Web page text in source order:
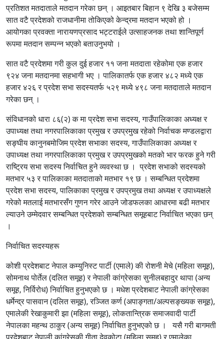
प्रतिशत मतदाताले मतदान गरेका छन् । आइतबार बिहान ९ देखि ३ बजेसम्म
सात वटै प्रदेशको राजधानीमा तोकिएको केन्द्रमा मतदान भएको हो ।
आयोगका प्रवक्ता नारायणप्रसाद भट्टराईले उत्साहजनक तथा शान्तिपूर्ण
रूपमा मतदान सम्पन्न भएको बताउनुभयो ।
सात वटै प्रदेशमा गरी कुल दुई हजार ११ जना मतदाता रहेकोमा एक हजार
९२४ जना मतदानमा सहभागी भए । पालिकातर्फ एक हजार ४८२ मध्ये एक
हजार ४२६ र प्रदेश सभा सदस्यतर्फ ५२९ मध्ये ४९८ जना मतदाताले मतदान
गरेका छन् ।
संविधानको धारा ८६(२) क मा प्रदेश सभा सदस्य, गाउँपालिकाका अध्यक्ष र
उपाध्यक्ष तथा नगरपालिकाका प्रमुख र उपप्रमुख रहेको निर्वाचक मण्डलद्वारा
सङ्घीय कानुनबमोजिम प्रदेश सभाका सदस्य, गाउँपालिकाका अध्यक्ष र
उपाध्यक्ष तथा नगरपालिकाका प्रमुख र उपप्रमुखको मतको भार फरक हुने गरी
राष्ट्रिय सभा सदस्य निर्वाचित हुने व्यवस्था छ । प्रदेश सभाको सदस्यको
मतभार ५३ र पालिकाका मतदाताको मतभार १९ छ । सम्बन्धित प्रदेशमा
प्रदेश सभा सदस्य, पालिकाका प्रमुख र उपप्रमुख तथा अध्यक्ष र उपाध्यक्षले
गरेको मतलाई मतभारसँग गुणन गरेर आउने जोडफलका आधारमा बढी मतभार
ल्याउने उम्मेदवार सम्बन्धित प्रदेशको सम्बन्धित समूहबाट निर्वाचित भएका छन्
।
निर्वाचित सदस्यहरू
कोशी प्रदेशबाट नेपाल कम्युनिस्ट पार्टी (एमाले) की रोशनी मेचे (महिला समूह),
सोमनाथ पोर्तेल (दलित समूह) र नेपाली कांग्रेसका सुनीलबहादुर थापा (अन्य
समूह, निर्विरोध) निर्वाचित हुनुभएको छ । मधेश प्रदेशबाट नेपाली कांग्रेसका
धर्मेन्द्र पासवान (दलित समूह), रञ्जित कर्ण (अपाङ्गता/अल्पसङ्ख्यक समूह),
एमालेकी रेखाकुमारी झा (महिला समूह), लोकतान्त्रिक समाजवादी पार्टी
नेपालका महन्थ ठाकुर (अन्य समूह) निर्वाचित हुनुभएको छ । यसै गरी बागमती